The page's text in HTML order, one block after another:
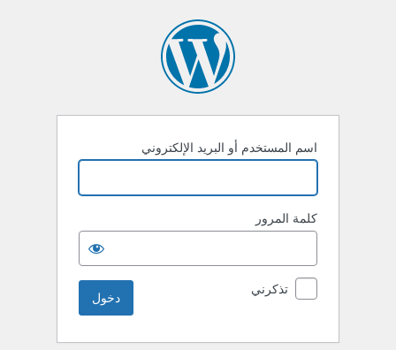
اسم المستخدم أو البريد الإلكتروني
كلمة المرور
تذكرني